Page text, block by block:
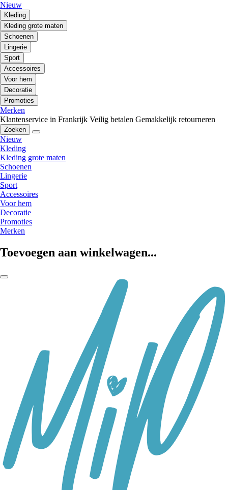
Nieuw
Kleding
Kleding grote maten
Schoenen
Lingerie
Sport
Accessoires
Voor hem
Decoratie
Promoties
Merken
Klantenservice in Frankrijk Veilig betalen Gemakkelijk retourneren
Zoeken
Nieuw
Kleding
Kleding grote maten
Schoenen
Lingerie
Sport
Accessoires
Voor hem
Decoratie
Promoties
Merken
Toevoegen aan winkelwagen...